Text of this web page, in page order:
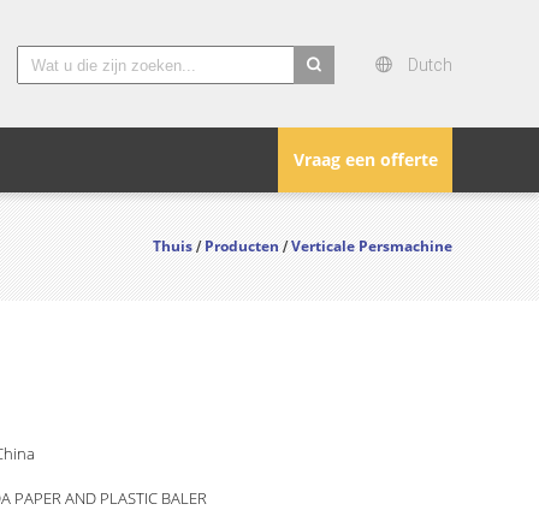
Dutch
Vraag een offerte
Thuis /Producten/Verticale Persmachine
PAPER AND PLASTIC BALER